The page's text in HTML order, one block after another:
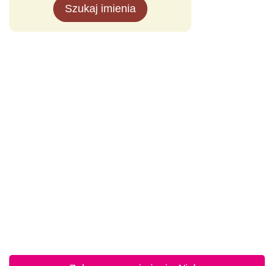
Szukaj imienia